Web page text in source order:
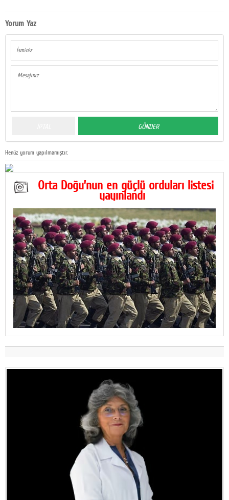
Yorum Yaz
Henüz yorum yapılmamıştır.
Orta Doğu’nun en güçlü orduları listesi
yayınlandı